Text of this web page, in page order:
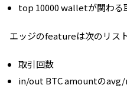
top 10000 walletが関わる
エッジのfeatureは次のリス
取引回数
in/out BTC amountの